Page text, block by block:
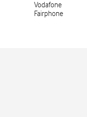
Vodafone
Fairphone